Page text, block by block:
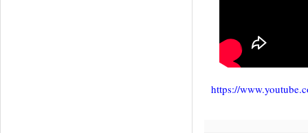
https://